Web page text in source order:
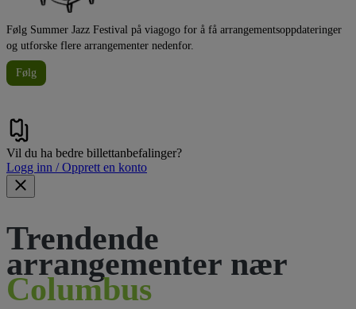
Følg Summer Jazz Festival på viagogo for å få arrangementsoppdateringer
og utforske flere arrangementer nedenfor.
Følg
Vil du ha bedre billettanbefalinger?
Logg inn / Opprett en konto
Trendende
arrangementer nær
Columbus